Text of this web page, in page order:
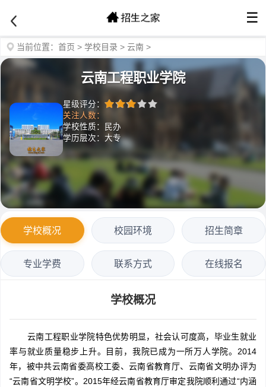
☰
当前位置： 首页 > 学校目录 > 云南 >
云南工程职业学院
星级评分：
关注人数：
学校性质：民办
学历层次：大专
学校概况 校园环境 招生简章
专业学费 联系方式 在线报名
学校概况
云南工程职业学院特色优势明显，社会认可度高，毕业生就业
率与就业质量稳步上升。目前，我院已成为一所万人学院。2014
年，被中共云南省委高校工委、云南省教育厅、云南省文明办评为
“云南省文明学校”。2015年经云南省教育厅审定我院顺利通过“内涵